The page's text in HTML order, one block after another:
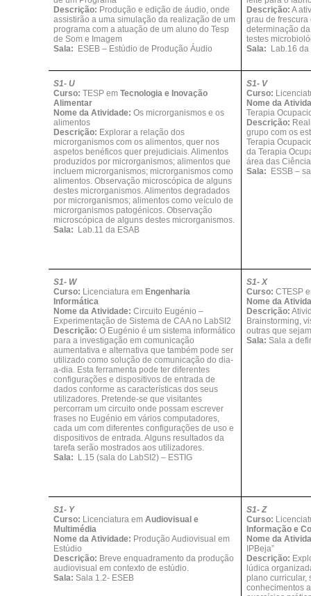
Descrição: Produção e edição de áudio, onde
assistirão a uma simulação da realização de um
programa com a atuação de um aluno do Tesp
de Som e Imagem
Sala:
ESEB – Estúdio de Produção Áudio
Descrição: A
grau de
determinação
testes
Sala:
Lab.16 da
S1- U
Curso:TESP emTecnologia e Inovação
Alimentar
Nome da Atividade: Os microrganismos e os
alimentos
Descrição: Explorar a relação dos
microrganismos com os alimentos, quer nos
aspetos benéficos quer prejudiciais. Alimentos
produzidos por microrganismos; alimentos que
incluem microrganismos; microrganismos como
alimentos. Observação microscópica de alguns
destes microrganismos. Alimentos degradados
por microrganismos; alimentos como veículo de
microrganismos patogénicos. Observação
microscópica de alguns destes microrganismos.
Sala:
Lab.11 da ESAB
S1- V
Curso:
Nome da
Terapia
Descrição:
grupo com os
Terapia
da Terapia
área das
Sala:
ESSB –
S1- W
Curso: Licenciatura em Engenharia
Informática
Nome da Atividade: Circuito Eugénio –
Experimentação de Sistema de CAA no LabSI2
Descrição: O Eugénio é um sistema informático
para a investigação em comunicação
aumentativa e alternativa que também pode ser
utilizado como solução de comunicação do dia-
a-dia. Esta ferramenta pode ter diferentes
configurações e dispositivos de entrada de
dados conforme as características dos seus
utilizadores. Pretende-se que visitantes
percorram um circuito onde possam escrever
frases no Eugénio em vários computadores,
cada um com diferentes configurações de uso e
dispositivos de entrada. Alguns resultados da
tarefa serão mostrados aos utilizadores.
Sala:
L.15 (sala do LabSI2) – ESTIG
S1- X
Curso:CTESP
Nome da
Descrição:
Brainstorming,
outras que
Sala:Sala a
S1- Y
Curso: Licenciatura emAudiovisual e
Multimédia
Nome da Atividade: Produção Audiovisual em
Estúdio
Descrição: Breve enquadramento da produção
audiovisual em contexto de estúdio.
Sala:Sala 1.2- ESEB
S1- Z
Curso:
Informação e
Nome da
IPBeja”
Descrição:
lúdica
plano curricular,
conhecimentos